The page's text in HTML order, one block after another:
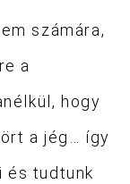
számára,
a
hogy
a jég… így
és tudtunk